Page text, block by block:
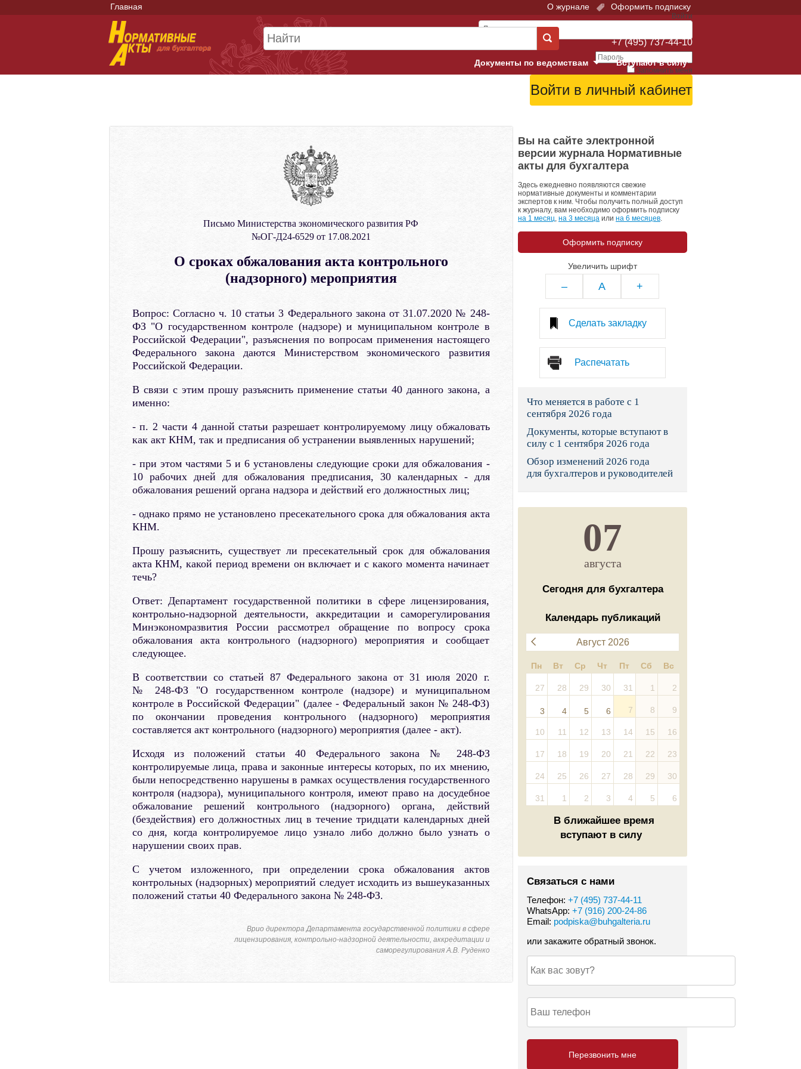
Главная О журнале Оформить подписку
Войти
Запомнить меня
+7 (495) 737-44-10
Вступают в силу
Документы по ведомствам
Арбитражные суды
Верховный Суд
Гострудинспекция в г. Москве
Конституционный Суд
Президент: законы и указы
Роструд
Социальный фонд России
Суд общей юрисдикции
Федеральная налоговая служба
Фонд социального страхования
Письмо Министерства экономического развития РФ
№ОГ-Д24-6529 от 17.08.2021
О сроках обжалования акта контрольного
(надзорного) мероприятия
Вопрос: Согласно ч. 10 статьи 3 Федерального закона от 31.07.2020 № 248-
ФЗ "О государственном контроле (надзоре) и муниципальном контроле в
Российской Федерации", разъяснения по вопросам применения настоящего
Федерального закона даются Министерством экономического развития
Российской Федерации.
В связи с этим прошу разъяснить применение статьи 40 данного закона, а
именно:
- п. 2 части 4 данной статьи разрешает контролируемому лицу обжаловать
как акт КНМ, так и предписания об устранении выявленных нарушений;
- при этом частями 5 и 6 установлены следующие сроки для обжалования -
10 рабочих дней для обжалования предписания, 30 календарных - для
обжалования решений органа надзора и действий его должностных лиц;
- однако прямо не установлено пресекательного срока для обжалования акта
КНМ.
Прошу разъяснить, существует ли пресекательный срок для обжалования
акта КНМ, какой период времени он включает и с какого момента начинает
течь?
Ответ: Департамент государственной политики в сфере лицензирования,
контрольно-надзорной деятельности, аккредитации и саморегулирования
Минэкономразвития России рассмотрел обращение по вопросу срока
обжалования акта контрольного (надзорного) мероприятия и сообщает
следующее.
В соответствии со статьей 87 Федерального закона от 31 июля 2020 г.
№ 248-ФЗ "О государственном контроле (надзоре) и муниципальном
контроле в Российской Федерации" (далее - Федеральный закон № 248-ФЗ)
по окончании проведения контрольного (надзорного) мероприятия
составляется акт контрольного (надзорного) мероприятия (далее - акт).
Исходя из положений статьи 40 Федерального закона № 248-ФЗ
контролируемые лица, права и законные интересы которых, по их мнению,
были непосредственно нарушены в рамках осуществления государственного
контроля (надзора), муниципального контроля, имеют право на досудебное
обжалование решений контрольного (надзорного) органа, действий
(бездействия) его должностных лиц в течение тридцати календарных дней
со дня, когда контролируемое лицо узнало либо должно было узнать о
нарушении своих прав.
С учетом изложенного, при определении срока обжалования актов
контрольных (надзорных) мероприятий следует исходить из вышеуказанных
положений статьи 40 Федерального закона № 248-ФЗ.
Врио директора Департамента государственной политики в сфере
лицензирования, контрольно-надзорной деятельности, аккредитации и
саморегулирования А.В. Руденко
Вы на сайте электронной
версии журнала Нормативные
акты для бухгалтера
Здесь ежедневно появляются свежие
нормативные документы и комментарии
экспертов к ним. Чтобы получить полный доступ
к журналу, вам необходимо оформить подписку
на 1 месяц, на 3 месяца или на 6 месяцев.
Оформить подписку
Увеличить шрифт
– A +
Сделать закладку
Распечатать
Что меняется в работе с 1
сентября 2026 года
Документы, которые вступают в
силу с 1 сентября 2026 года
Обзор изменений 2026 года
для бухгалтеров и руководителей
07
августа
Сегодня для бухгалтера
Календарь публикаций
Август 2026
Пн Вт Ср Чт Пт Сб Вс
27 28 29 30 31 1 2
3 4 5 6 7 8 9
10 11 12 13 14 15 16
17 18 19 20 21 22 23
24 25 26 27 28 29 30
31 1 2 3 4 5 6
В ближайшее время
вступают в силу
Связаться с нами
Телефон: +7 (495) 737-44-11
WhatsApp: +7 (916) 200-24-86
Email: podpiska@buhgalteria.ru
или закажите обратный звонок.